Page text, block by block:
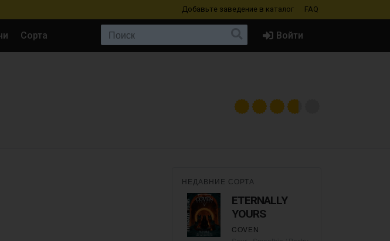
Добавьте заведение в каталог FAQ
Сорта Войти
НЕДАВНИЕ СОРТА
ETERNALLY
YOURS
COVEN